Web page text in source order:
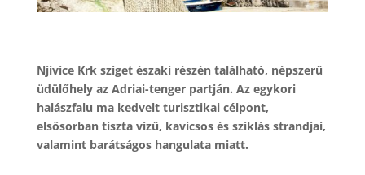
Njivice Krk sziget északi részén található, népszerű
üdülőhely az Adriai-tenger partján. Az egykori
halászfalu ma kedvelt turisztikai célpont,
elsősorban tiszta vizű, kavicsos és sziklás strandjai,
valamint barátságos hangulata miatt.